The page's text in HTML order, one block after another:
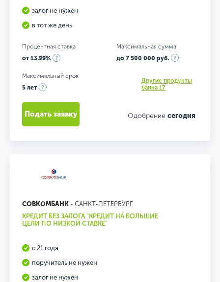
залог не нужен
в тот же день
Процентная ставка
от 13.99%
Максимальная сумма
до 7 500 000 руб.
Максимальный срок
5 лет
Другие продукты
банка 17
Одобрение сегодня
Подать заявку
СОВКОМБАНК - САНКТ-ПЕТЕРБУРГ
КРЕДИТ БЕЗ ЗАЛОГА "КРЕДИТ НА БОЛЬШИЕ
ЦЕЛИ ПО НИЗКОЙ СТАВКЕ"
с 21 года
поручитель не нужен
залог не нужен